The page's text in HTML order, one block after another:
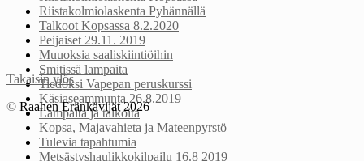
Riistakolmiolaskenta Pyhännällä
Talkoot Kopsassa 8.2.2020
Peijaiset 29.11. 2019
Muuoksia saaliskiintiöihin
Smitissä lampaita
Tiedoksi Vapepan peruskurssi
Käsiaseammunta 26.8.2019
Lampaita ja talkoita
Kopsa, Majavahieta ja Mateenpyrstö
Tulevia tapahtumia
Metsästyshaulikkokilpailu 16.8 2019
Takaisin ylös
© Raahen Eränkävijät 2026